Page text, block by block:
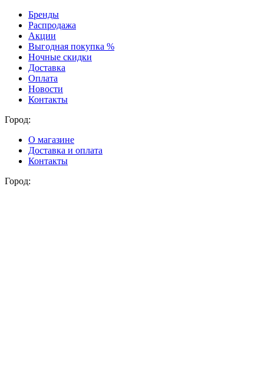
Бренды
Распродажа
Акции
Выгодная покупка %
Ночные скидки
Доставка
Оплата
Новости
Контакты
Город:
О магазине
Доставка и оплата
Контакты
Город: